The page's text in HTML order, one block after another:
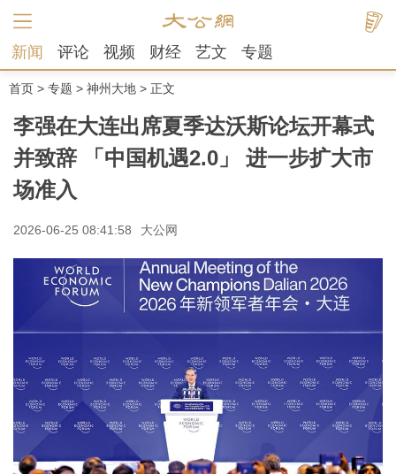
新闻 评论 视频 财经 艺文 专题
首页 > 专题 > 神州大地 > 正文
李强在大连出席夏季达沃斯论坛开幕式
并致辞 「中国机遇2.0」 进一步扩大市
场准入
2026-06-25 08:41:58 大公网